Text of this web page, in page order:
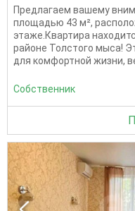
Предлагаем вашему
площадью 43 м²,
этаже.Квартира
районе Толстого мыса!
для комфортной жизни,
Собственник